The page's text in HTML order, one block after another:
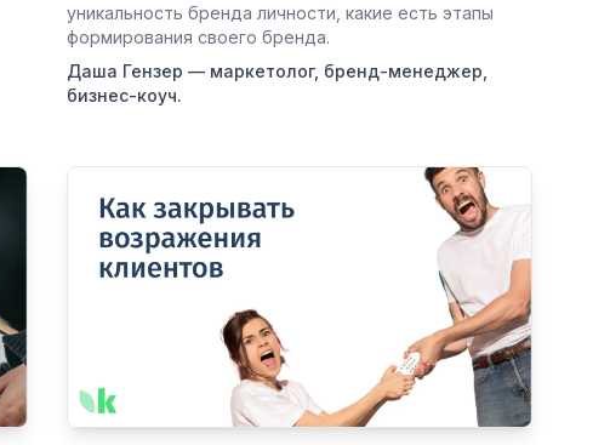
уникальность бренда личности, какие есть этапы
формирования своего бренда.
Даша Гензер — маркетолог, бренд-менеджер,
бизнес-коуч.